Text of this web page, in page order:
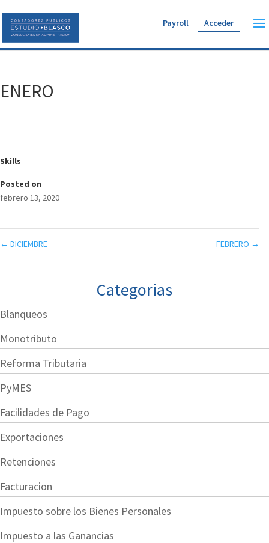
Payroll Acceder
ENERO
Skills
Posted on
febrero 13, 2020
← DICIEMBRE FEBRERO →
Categorias
Blanqueos
Monotributo
Reforma Tributaria
PyMES
Facilidades de Pago
Exportaciones
Retenciones
Facturacion
Impuesto sobre los Bienes Personales
Impuesto a las Ganancias